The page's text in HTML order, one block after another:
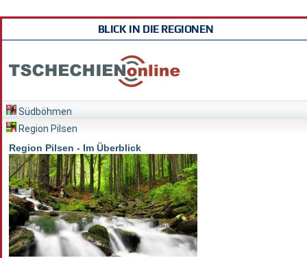
BLICK IN DIE REGIONEN
Südböhmen
Region Pilsen
Region Pilsen - Im Überblick